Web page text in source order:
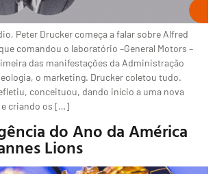
Peter Drucker começa a falar sobre Alfred
comandou o laboratório –General Motors –
das manifestações da Administração
o marketing. Drucker coletou tudo.
conceituou, dando início a uma nova
e criando os […]
do Ano da América
Lions